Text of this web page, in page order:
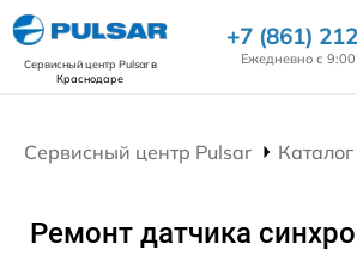
Сервисный центр Pulsarв
Краснодаре
+7 (861)
Ежедневно с
Сервисный центр Pulsar
Ремонт датчика